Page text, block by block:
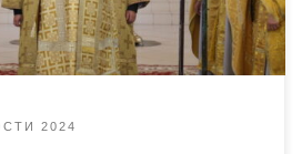
протоиерей Игорь Неродюк,
кафедрального собора
[…]
2024